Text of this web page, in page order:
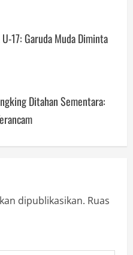
17: Garuda Muda Diminta
Ditahan Sementara:
dipublikasikan. Ruas